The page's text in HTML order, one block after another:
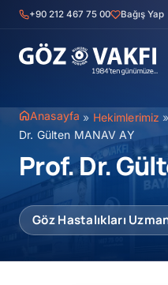
İçeriğe+90 212 467 75 00 Bağış Yap
Anasayfa » Hekimlerimiz »
Dr. Gülten MANAV AY
Prof. Dr.
Göz Hastalıkları